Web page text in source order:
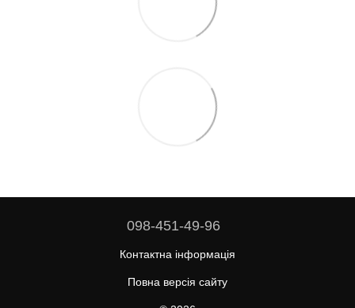
098-451-49-96
Контактна інформація
Повна версія сайту